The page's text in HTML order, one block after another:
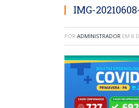
IMG-
POR ADMINISTRADOR EM 8